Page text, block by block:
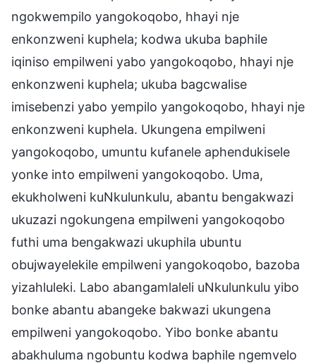
ngokwempilo yangokoqobo, hhayi nje
enkonzweni kuphela; kodwa ukuba baphile
iqiniso empilweni yabo yangokoqobo, hhayi nje
enkonzweni kuphela; ukuba bagcwalise
imisebenzi yabo yempilo yangokoqobo, hhayi nje
enkonzweni kuphela. Ukungena empilweni
yangokoqobo, umuntu kufanele aphendukisele
yonke into empilweni yangokoqobo. Uma,
ekukholweni kuNkulunkulu, abantu bengakwazi
ukuzazi ngokungena empilweni yangokoqobo
futhi uma bengakwazi ukuphila ubuntu
obujwayelekile empilweni yangokoqobo, bazoba
yizahluleki. Labo abangamlaleli uNkulunkulu yibo
bonke abantu abangeke bakwazi ukungena
empilweni yangokoqobo. Yibo bonke abantu
abakhuluma ngobuntu kodwa baphile ngemvelo